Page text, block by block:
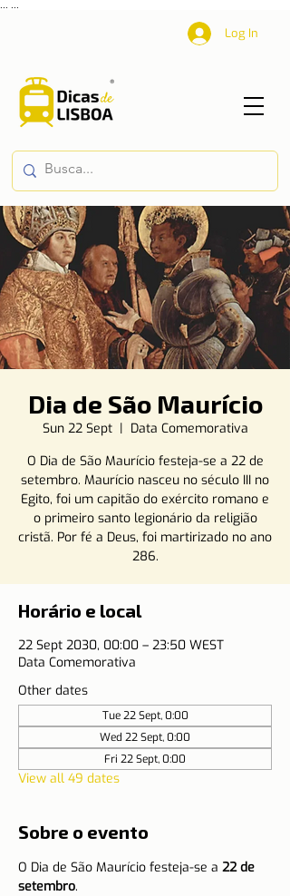
Log In
Dia de São Maurício
Sun 22 Sept
  |
Data Comemorativa
O Dia de São Maurício festeja-se a 22 de
setembro. Maurício nasceu no século III no
Egito, foi um capitão do exército romano e
o primeiro santo legionário da religião
cristã. Por fé a Deus, foi martirizado no ano
286.
Horário e local
22 Sept 2030, 00:00 – 23:50 WEST
Data Comemorativa
Other dates
Tue 22 Sept, 0:00
Wed 22 Sept, 0:00
Fri 22 Sept, 0:00
View all 49 dates
Sobre o evento
O Dia de São Maurício festeja-se a 22 de
setembro.